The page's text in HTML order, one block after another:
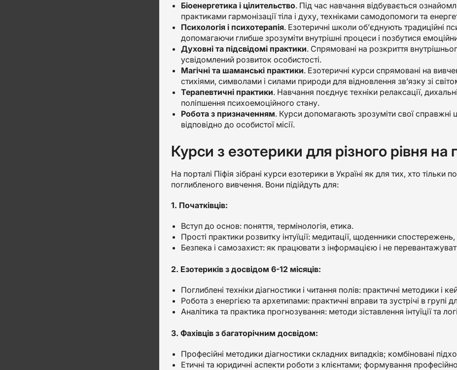
Біоенергетика і цілительство. Під час навчання відбувається
практиками гармонізації тіла і духу, техніками самодопомоги та
Психологія і психотерапія. Езотеричні школи об’єднують традиційні
допомагаючи глибше зрозуміти внутрішні процеси і позбутися
Духовні та підсвідомі практики. Спрямовані на розкриття
усвідомлений розвиток особистості.
Магічні та шаманські практики. Езотеричні курси спрямовані на
стихіями, символами і силами природи для відновлення зв’язку зі
Терапевтичні практики. Навчання поєднує техніки релаксації,
поліпшення психоемоційного стану.
Робота з призначенням. Курси допомагають зрозуміти свої справжні
відповідно до особистої місії.
Курси з езотерики для різного рівня на
На порталі Піфія зібрані курси езотерики в Україні як для тих, хто
поглибленого вивчення. Вони підійдуть для:
1. Початківців:
Вступ до основ: поняття, термінологія, етика.
Прості практики розвитку інтуїції: медитації, щоденники
Безпека і самозахист: як працювати з інформацією і не
2. Езотериків з досвідом 6-12 місяців:
Поглиблені техніки діагностики і читання полів: практичні методики і
Робота з енергією та архетипами: практичні вправи та зустрічі в групі
Аналітика та практика прогнозування: методи зіставлення інтуїції та
3. Фахівців з багаторічним досвідом:
Професійні методики діагностики складних випадків; комбіновані
Етичні та юридичні аспекти роботи з клієнтами; формування